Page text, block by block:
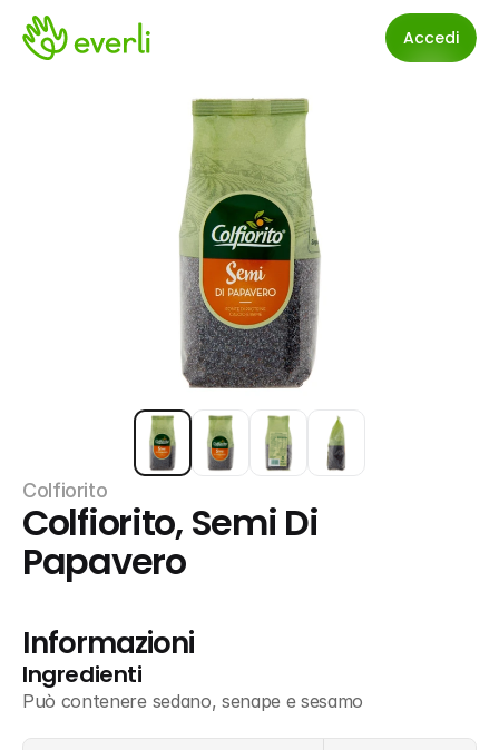
Accedi
Colfiorito
Colfiorito, Semi Di
Papavero
Informazioni
Ingredienti
Può contenere sedano, senape e sesamo